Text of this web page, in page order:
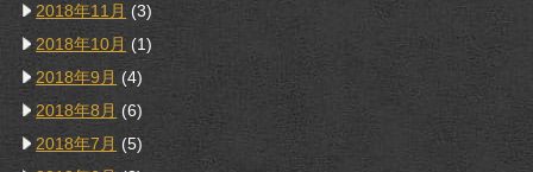
2018年11月 (3)
2018年10月 (1)
2018年9月 (4)
2018年8月 (6)
2018年7月 (5)